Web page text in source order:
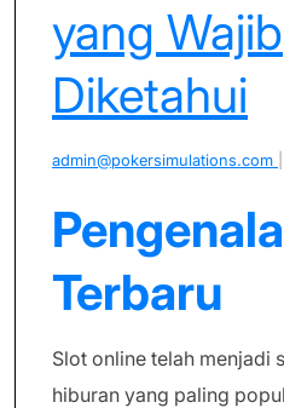
yang Wajib
Diketahui
admin@pokersimulations.com
Terbaru
Slot online telah menjadi
hiburan yang paling